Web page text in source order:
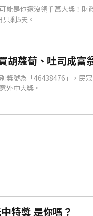
能是你還沒領千萬大獎！
剩5天。
胡蘿蔔、吐司成富
獎號為「46438476」，民
外中大獎。
特獎 是你嗎？